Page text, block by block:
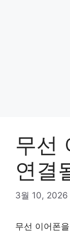
무선
연결
3월 10, 2026
무선 이어폰